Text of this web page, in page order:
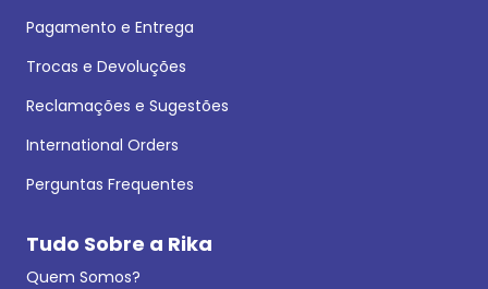
Pagamento e Entrega
Trocas e Devoluções
Reclamações e Sugestões
International Orders
Perguntas Frequentes
Tudo Sobre a Rika
Quem Somos?